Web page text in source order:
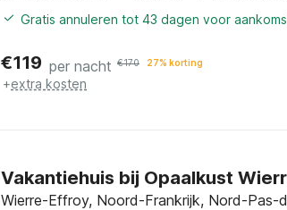
Gratis annuleren tot 43 dagen voor
€119 per nacht €170 27% korting
+extra kosten
Vakantiehuis bij Opaalkust
Wierre-Effroy, Noord-Frankrijk, Nord-Pas-